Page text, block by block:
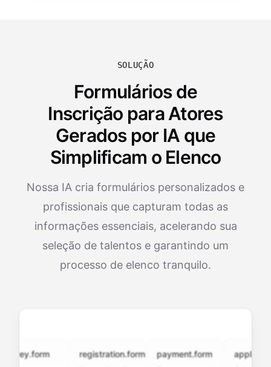
SOLUÇÃO
Formulários de
Inscrição para Atores
Gerados por IA que
Simplificam o Elenco
Nossa IA cria formulários personalizados e
profissionais que capturam todas as
informações essenciais, acelerando sua
seleção de talentos e garantindo um
processo de elenco tranquilo.
registration.form payment.form